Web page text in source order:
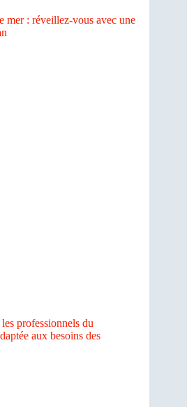
mer : réveillez-vous avec une
professionnels du
aux besoins des